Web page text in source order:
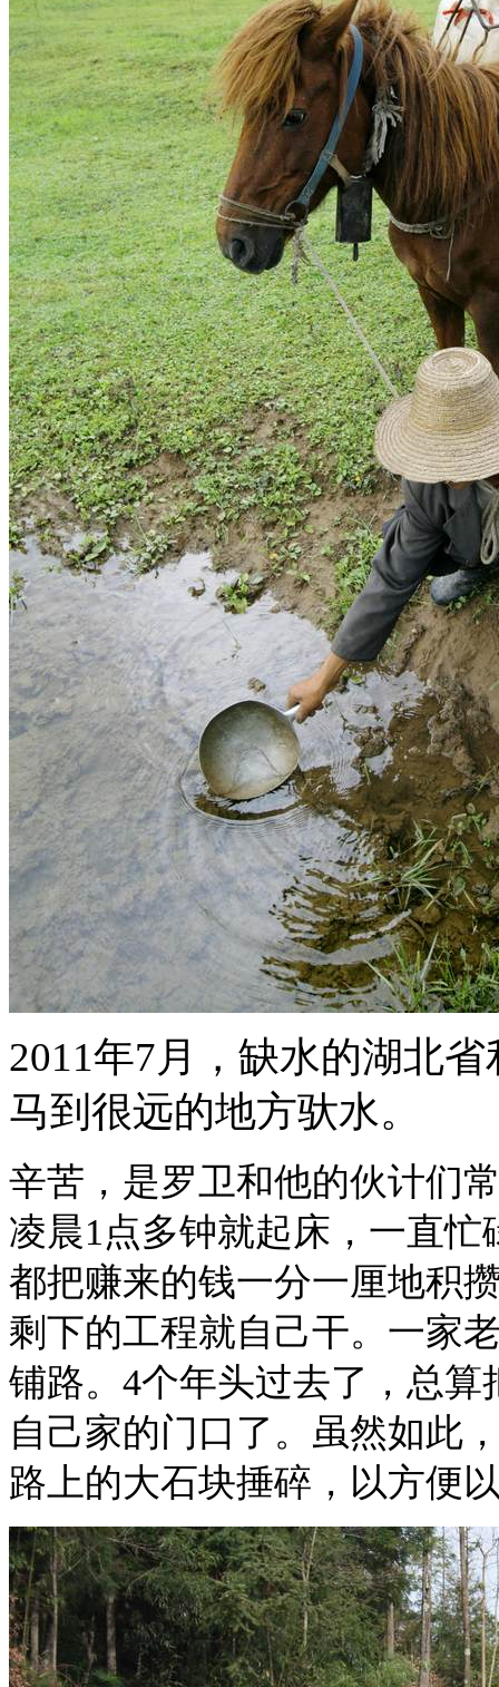
2011年7月，缺水的湖北
马到很远的地方驮水。
辛苦，是罗卫和他的伙计们
凌晨1点多钟就起床，一直
都把赚来的钱一分一厘地积
剩下的工程就自己干。一家
铺路。4个年头过去了，总
自己家的门口了。虽然如此
路上的大石块捶碎，以方便